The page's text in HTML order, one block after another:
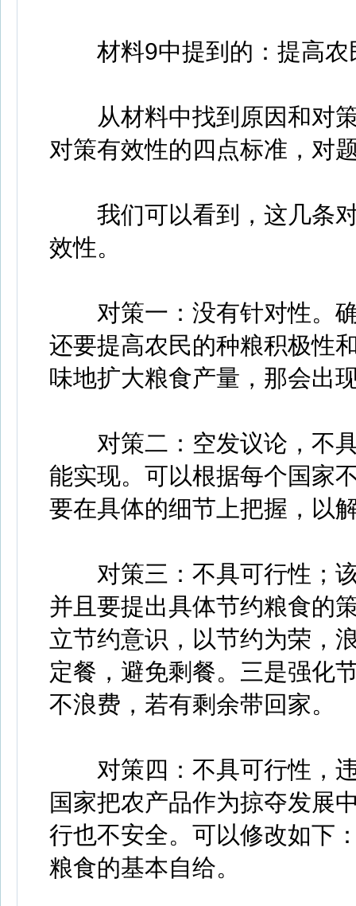
材料9中提到的：提高农
从材料中找到原因和对策
对策有效性的四点标准，对
我们可以看到，这几条对
效性。
对策一：没有针对性。确
还要提高农民的种粮积极性
味地扩大粮食产量，那会出
对策二：空发议论，不具
能实现。可以根据每个国家
要在具体的细节上把握，以
对策三：不具可行性；该
并且要提出具体节约粮食的
立节约意识，以节约为荣，
定餐，避免剩餐。三是强化
不浪费，若有剩余带回家。
对策四：不具可行性，违
国家把农产品作为掠夺发展
行也不安全。可以修改如下
粮食的基本自给。